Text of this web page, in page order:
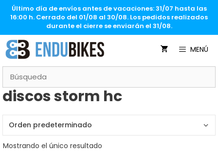
SaltarÚltimo día de envíos antes de vacaciones: 31/07 hasta las
16:00 h. Cerrado del 01/08 al 30/08. Los pedidos realizados
durante el cierre se enviarán el 31/08.
MENÚ
discos storm hc
Mostrando el único resultado